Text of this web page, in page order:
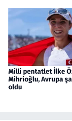
Milli pentatlet İlke
Mihrioğlu, Avrupa
oldu